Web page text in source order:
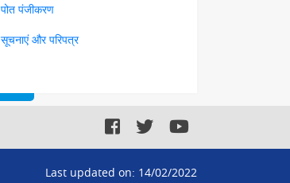
पोत पंजीकरण
सूचनाएं और परिपत्र
Last updated on: 14/02/2022